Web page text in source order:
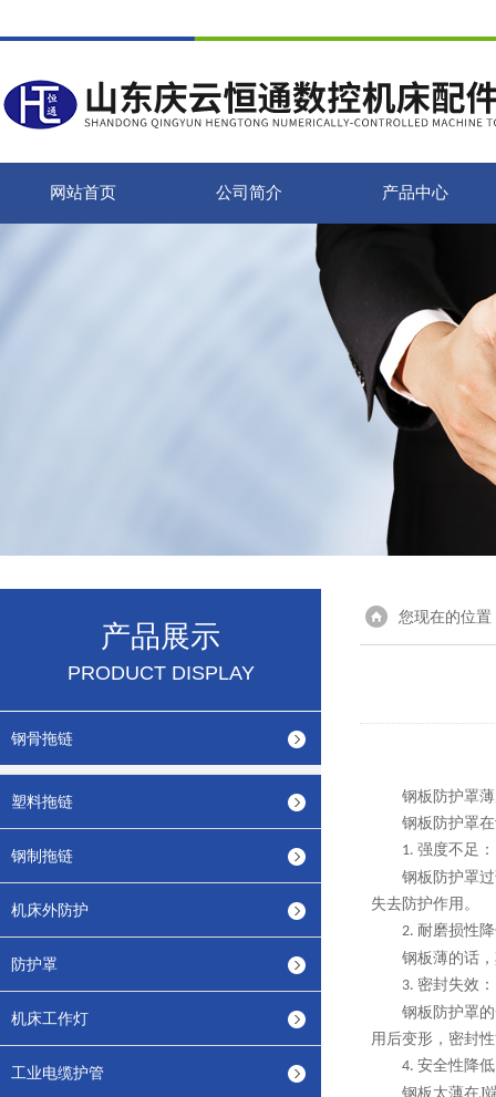
网站首页 公司简介 产品中心
产品展示
PRODUCT DISPLAY
钢骨拖链
塑料拖链
钢制拖链
机床外防护
防护罩
机床工作灯
工业电缆护管
您现在的位置
钢板防护罩
钢板防护罩
1. 强度不足：
钢板防护罩
失去防护作用。
2. 耐磨损性
钢板薄的话
3. 密封失效：
钢板防护罩
用后变形，密封
4. 安全性降
钢板太薄在J